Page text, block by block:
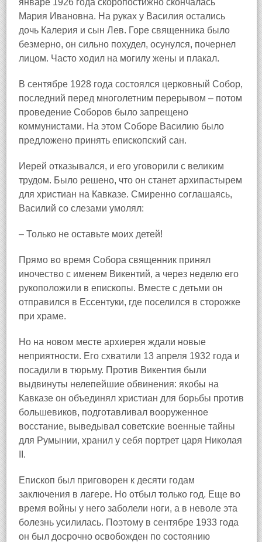
январе 1926 года скоропостижно скончалась
Мария Ивановна. На руках у Василия остались
дочь Калерия и сын Лев. Горе священника было
безмерно, он сильно похудел, осунулся, почернел
лицом. Часто ходил на могилу жены и плакал.
В сентябре 1928 года состоялся церковный Собор,
последний перед многолетним перерывом – потом
проведение Соборов было запрещено
коммунистами. На этом Соборе Василию было
предложено принять епископский сан.
Иерей отказывался, и его уговорили с великим
трудом. Было решено, что он станет архипастырем
для христиан на Кавказе. Смиренно соглашаясь,
Василий со слезами умолял:
– Только не оставьте моих детей!
Прямо во время Собора священник принял
иночество с именем Викентий, а через неделю его
рукоположили в епископы. Вместе с детьми он
отправился в Ессентуки, где поселился в сторожке
при храме.
Но на новом месте архиерея ждали новые
неприятности. Его схватили 13 апреля 1932 года и
посадили в тюрьму. Против Викентия были
выдвинуты нелепейшие обвинения: якобы на
Кавказе он объединял христиан для борьбы против
большевиков, подготавливал вооруженное
восстание, выведывал советские военные тайны
для Румынии, хранил у себя портрет царя Николая
II.
Епископ был приговорен к десяти годам
заключения в лагере. Но отбыл только год. Еще во
время войны у него заболели ноги, а в неволе эта
болезнь усилилась. Поэтому в сентябре 1933 года
он был досрочно освобожден по состоянию